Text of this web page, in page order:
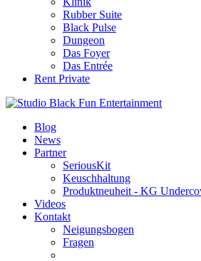
Rubber Suite
Black Pulse
Dungeon
Das Foyer
Das Entrée
Rent Private
Blog
News
Partner
SeriousKit
Keuschhaltung
Produktneuheit - KG
Videos
Kontakt
Neigungsbogen
Fragen